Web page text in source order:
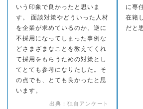
いう印象で良かったと思いま
す。 面談対策やどういった人材
を企業が求めているのか、逆に
不採用になってしまった事例な
どさまざまなことを教えてくれ
て採用をもらうための対策とし
てとても参考になりたした。そ
の点でも、とても良かったと思
います。
出典：独自アンケート
に専
在籍
だと